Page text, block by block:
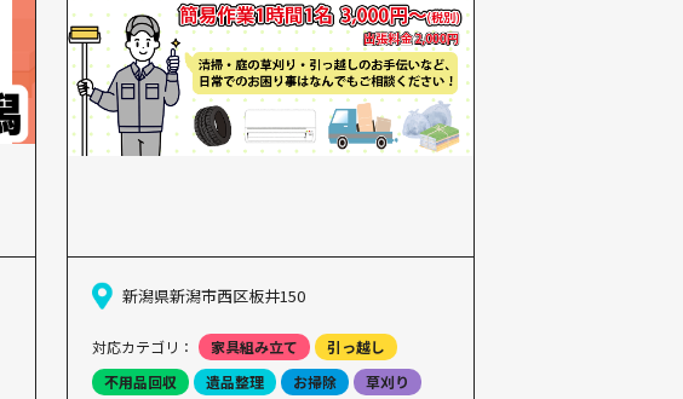
新潟県新潟市西区板井150
対応カテゴリ： 家具組み立て
引っ越し
不用品回収
遺品整理 お掃除
草刈り